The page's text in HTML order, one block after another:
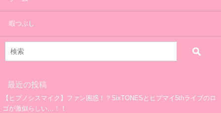
暇つぶし
最近の投稿
【ヒプノシスマイク】ファン困惑！？SixTONESとヒプマイ5thライブのロ
ゴが激似らしい…！！